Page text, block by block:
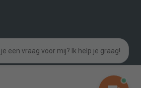
je een vraag voor mij? Ik help je graag!